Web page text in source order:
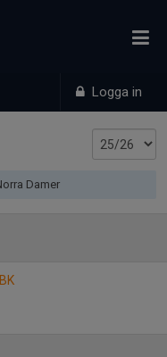
Logga in
Damer